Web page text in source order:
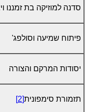
סדנה למוזיקה בת זמננו
פיתוח שמיעה וסולפג'
יסודות המרקם והצורה
תזמורת סימפונית[2]